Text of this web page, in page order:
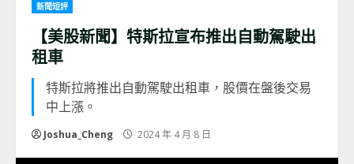
新聞短評
【美股新聞】特斯拉宣布推出自動駕駛出
租車
特斯拉將推出自動駕駛出租車，股價在盤後交易
中上漲。
Joshua_Cheng 2024 年 4 月 8 日